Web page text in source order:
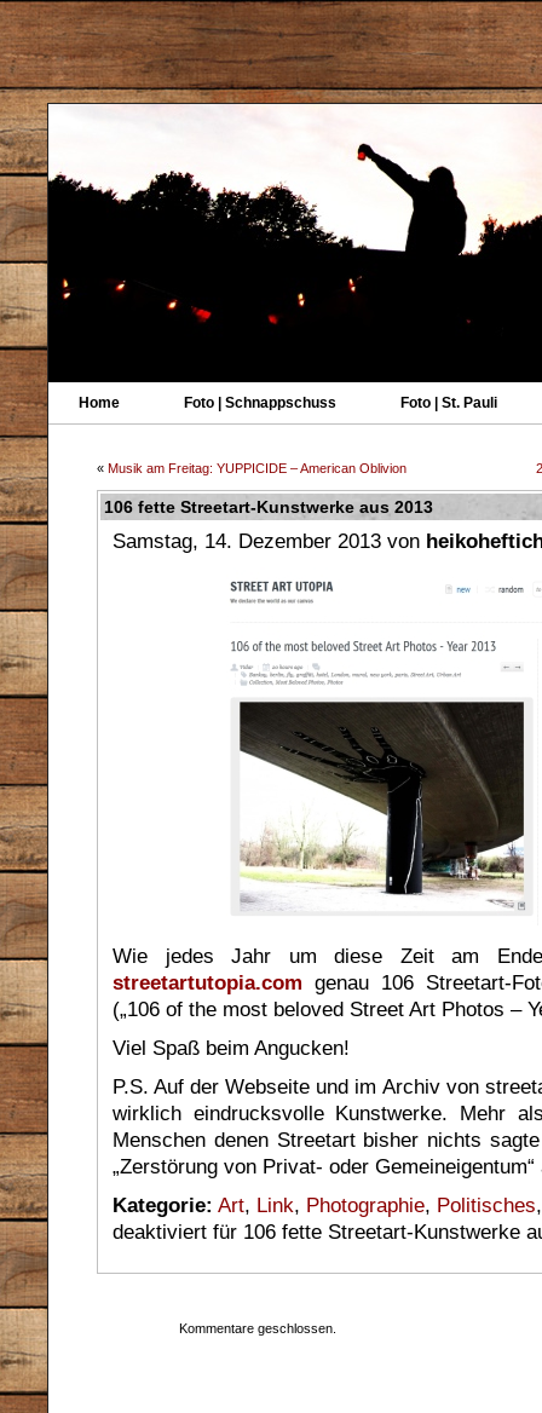
Home Foto | Schnappschuss Foto | St. Pauli
« Musik am Freitag: YUPPICIDE – American Oblivion
106 fette Streetart-Kunstwerke aus 2013
Samstag, 14. Dezember 2013 von
Wie jedes Jahr um diese Zeit am
streetartutopia.com genau 106 Streetart-
(„106 of the most beloved Street Art Photos –
Viel Spaß beim Angucken!
P.S. Auf der Webseite und im Archiv von
wirklich eindrucksvolle Kunstwerke. Mehr
Menschen denen Streetart bisher nichts
„Zerstörung von Privat- oder
Kategorie: Art, Link, Photographie, Politisches
deaktiviert für 106 fette Streetart-Kunstwerke
Kommentare geschlossen.